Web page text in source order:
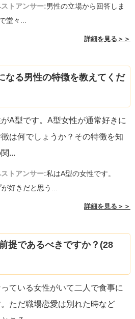
げられるといいですね。応援し
トアンサー:男性の立場から回答しま
堂々...
詳細を見る＞＞
なる男性の特徴を教えてくだ
A型です。A型女性が通常好きに
は何でしょうか？その特徴を知
...
トアンサー:私はA型の女性です。
が好きだと思う...
詳細を見る＞＞
提であるべきですか？(28
ている女性がいて二人で食事に
ただ職場恋愛は別れた時など